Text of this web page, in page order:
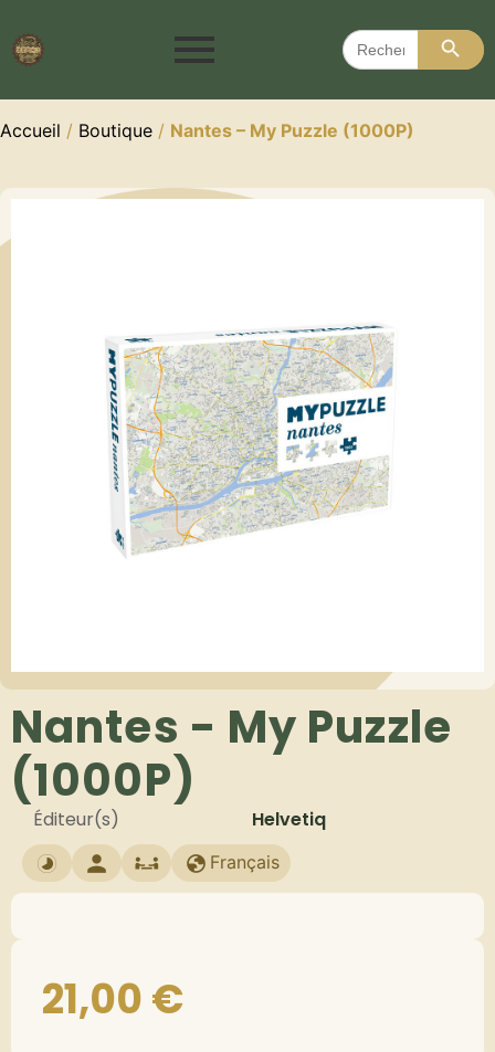
Search
for:
Search
Accueil / Boutique / Nantes – My Puzzle (1000P)
Nantes - My Puzzle
(1000P)
Éditeur(s) Helvetiq
Français
21,00€